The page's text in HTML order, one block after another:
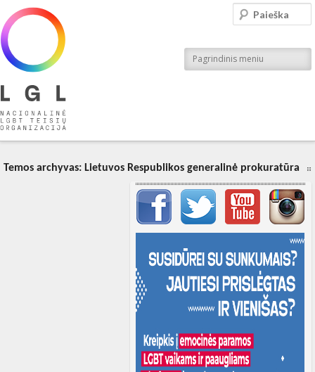
Nacionalinė LGBT teisių organizacija
Pagrindinis meniu
Paieška
Temos archyvas: Lietuvos Respublikos generalinė prokuratūra
Svarbių įrašų meniu